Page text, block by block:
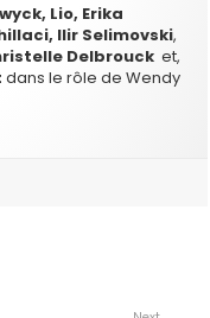
Lio, Erika
Ilir Selimovski,
Delbrouck et,
dans le rôle de Wendy